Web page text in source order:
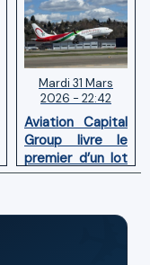
Mardi 31 Mars
2026 - 22:42
Aviation Capital
Group livre le
premier d’un lot
de six Boeing
neufs à Royal Air